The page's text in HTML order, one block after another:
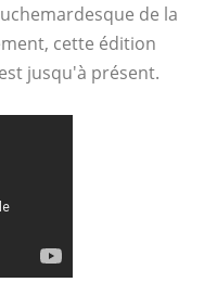
de la
cette édition
jusqu'à présent.